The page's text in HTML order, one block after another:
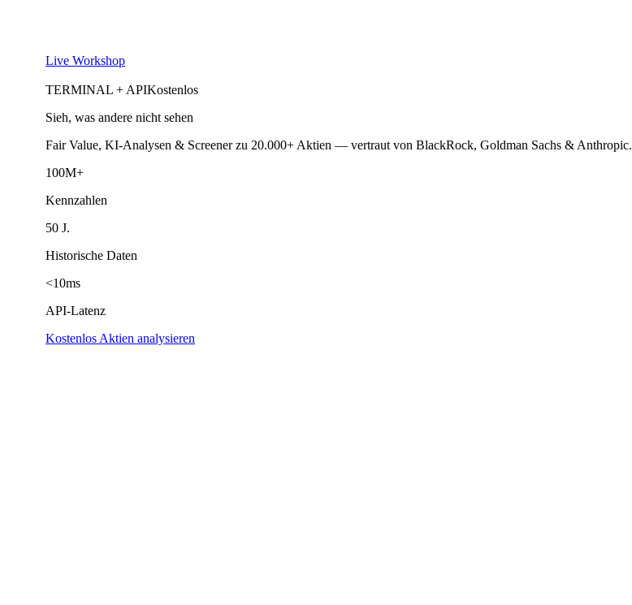
Live Workshop
TERMINAL + APIKostenlos
Sieh, was andere nicht sehen
Fair Value, KI-Analysen & Screener zu 20.000+ Aktien — vertraut von BlackRock, Goldman Sachs & Anthropic.
100M+
Kennzahlen
50 J.
Historische Daten
<10ms
API-Latenz
Kostenlos Aktien analysieren